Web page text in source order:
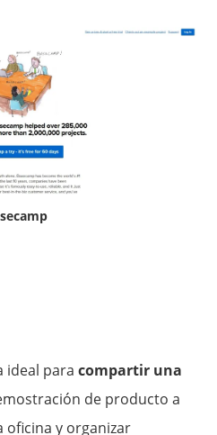
ideal paracompartir una
de producto a
oficina y organizar